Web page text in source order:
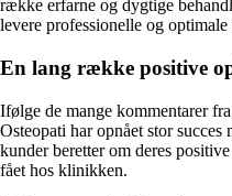
række erfarne og dygtige
levere professionelle og
En lang række positive
Ifølge de mange kommentarer
Osteopati har opnået stor succes
kunder beretter om deres
fået hos klinikken.